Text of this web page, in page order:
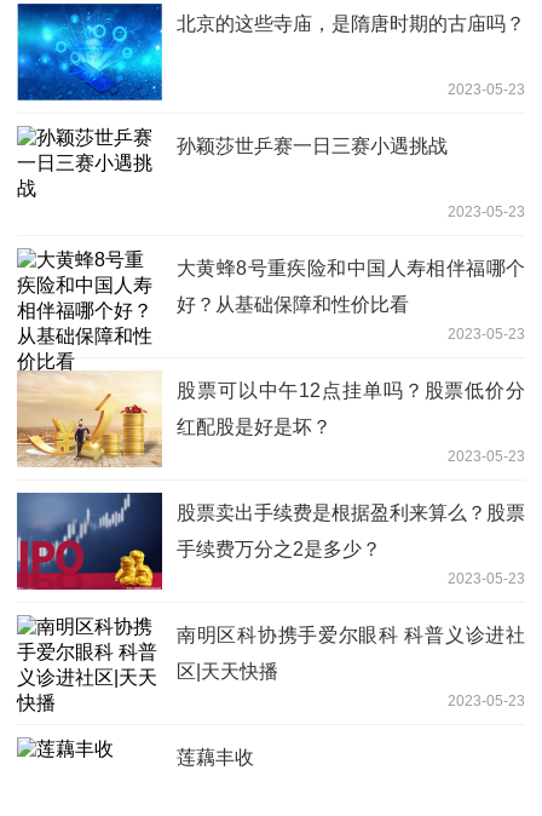
北京的这些寺庙，是隋唐时期的古庙吗？
2023-05-23
孙颖莎世乒赛一日三赛小遇挑战
2023-05-23
大黄蜂8号重疾险和中国人寿相伴福哪个
好？从基础保障和性价比看
2023-05-23
股票可以中午12点挂单吗？股票低价分
红配股是好是坏？
2023-05-23
股票卖出手续费是根据盈利来算么？股票
手续费万分之2是多少？
2023-05-23
南明区科协携手爱尔眼科 科普义诊进社
区|天天快播
2023-05-23
莲藕丰收